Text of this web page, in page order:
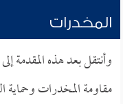
المخدرات
وأنتقل بعد هذه المقدمة
مقاومة المخدرات